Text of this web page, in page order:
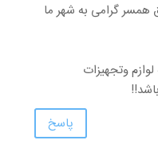
گرامی به شهر ما
وتجهیزات
پاسخ